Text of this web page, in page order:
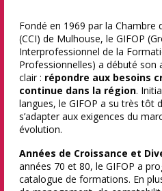
Fondé en 1969 par la Chambre
(CCI) de Mulhouse, le GIFOP
Interprofessionnel de la
Professionnelles) a débuté
clair : répondre aux besoins
continue dans la région.
langues, le GIFOP a su très tôt
s’adapter aux exigences du
évolution.
Années de Croissance et
années 70 et 80, le GIFOP a
catalogue de formations. En